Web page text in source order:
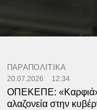
ΠΑΡΑΠΟΛΙΤΙΚΑ
20.07.2026 12:34
ΟΠΕΚΕΠΕ: «Καρφιά»
αλαζονεία στην